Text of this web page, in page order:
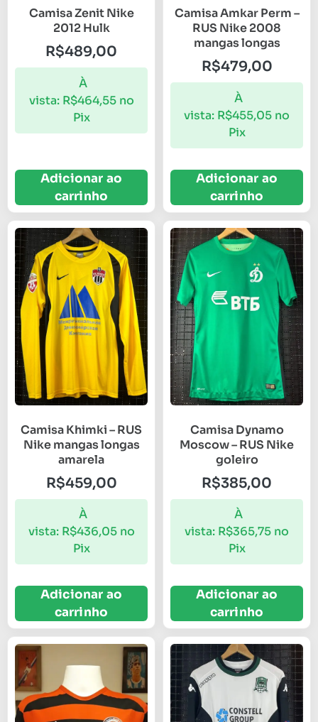
Camisa Zenit Nike
2012 Hulk
R$489,00
À
vista: R$464,55 no
Pix
Adicionar ao
carrinho
Camisa Amkar Perm –
RUS Nike 2008
mangas longas
R$479,00
À
vista: R$455,05 no
Pix
Adicionar ao
carrinho
Camisa Khimki – RUS
Nike mangas longas
amarela
R$459,00
À
vista: R$436,05 no
Pix
Adicionar ao
carrinho
Camisa Dynamo
Moscow – RUS Nike
goleiro
R$385,00
À
vista: R$365,75 no
Pix
Adicionar ao
carrinho